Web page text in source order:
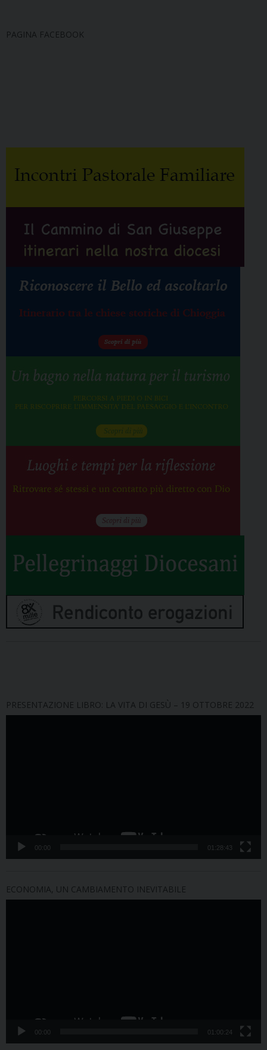
PAGINA FACEBOOK
PRESENTAZIONE LIBRO: LA VITA DI GESÙ – 19 OTTOBRE 2022
00:00 01:28:43
ECONOMIA, UN CAMBIAMENTO INEVITABILE
00:00 01:00:24